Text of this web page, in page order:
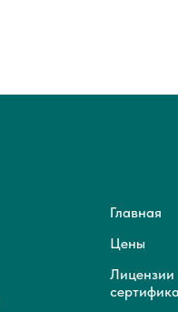
Главная
Цены
Лицензии